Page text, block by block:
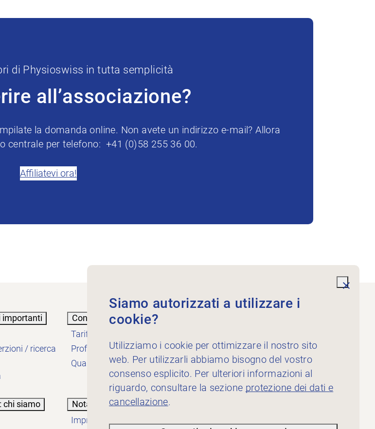
di Physioswiss in tutta semplicità
all’associazione?
la domanda online. Non avete un indirizzo e-mail? Allora
centrale per telefono: +41 (0)58 255 36 00.
Affiliatevi ora!
importanti
/ ricerca
Conoscenze
Tariffe
Professione
Qualità
Per gli inserzionisti
chi siamo
Nota informativa
Impressum
Siamo autorizzati a utilizzare i
cookie?
Utilizziamo i cookie per ottimizzare il nostro sito
web. Per utilizzarli abbiamo bisogno del vostro
consenso esplicito. Per ulteriori informazioni al
riguardo, consultare la sezione protezione dei dati e
cancellazione.